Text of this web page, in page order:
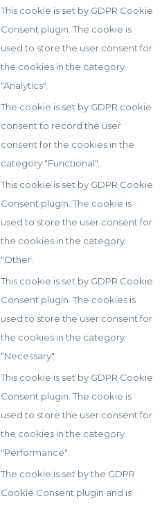
This cookie is set by GDPR Cookie
Consent plugin. The cookie is
used to store the user consent for
the cookies in the category
"Analytics".
The cookie is set by GDPR cookie
consent to record the user
consent for the cookies in the
category "Functional".
This cookie is set by GDPR Cookie
Consent plugin. The cookie is
used to store the user consent for
the cookies in the category
"Other.
This cookie is set by GDPR Cookie
Consent plugin. The cookies is
used to store the user consent for
the cookies in the category
"Necessary".
This cookie is set by GDPR Cookie
Consent plugin. The cookie is
used to store the user consent for
the cookies in the category
"Performance".
The cookie is set by the GDPR
Cookie Consent plugin and is